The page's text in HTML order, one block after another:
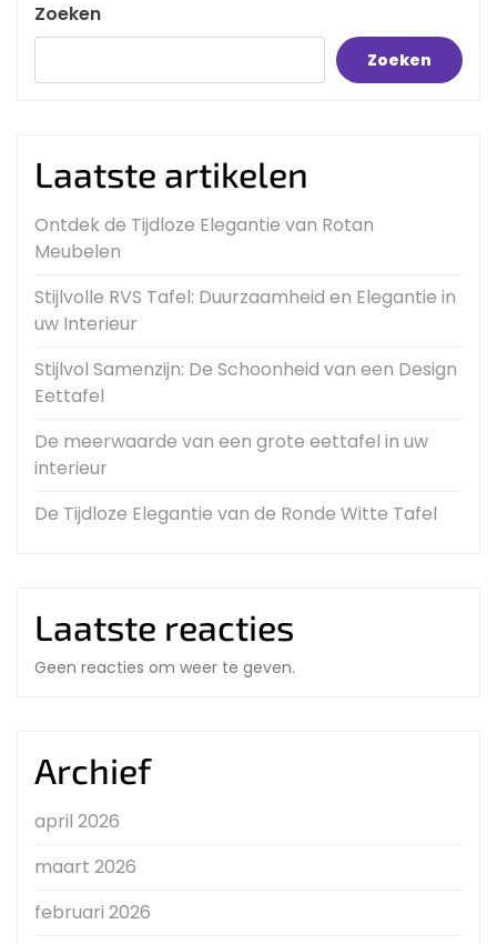
Zoeken
Zoeken
Laatste artikelen
Ontdek de Tijdloze Elegantie van Rotan
Meubelen
Stijlvolle RVS Tafel: Duurzaamheid en Elegantie in
uw Interieur
Stijlvol Samenzijn: De Schoonheid van een Design
Eettafel
De meerwaarde van een grote eettafel in uw
interieur
De Tijdloze Elegantie van de Ronde Witte Tafel
Laatste reacties
Geen reacties om weer te geven.
Archief
april 2026
maart 2026
februari 2026